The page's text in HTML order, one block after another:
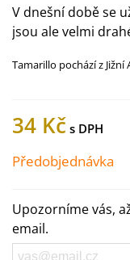
V dnešní době se
jsou ale velmi
Tamarillo pochází z
34 Kč
Předobjednávka
Upozorníme vás,
email.